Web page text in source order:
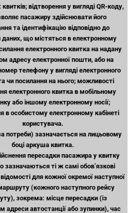
відтворення у вигляді QR-коду,
пасажиру здійснювати його
та ідентифікацію відповідно до
даних, що містяться в електронному
електронного квитка на надану
адресу електронної пошти, або на
телефону у вигляді електронного
чи посилання на нього; можливості
електронного квитка в мобільному
або іншому електронному носії;
в особистому електронному кабінеті
користувача.
потреби) зазначається на лицьовому
боці аркуша квитка.
пересадки пасажира у квитку
зазначаються ті ж самі обов’язкові
для кожної окремої наступної
(кожного наступного рейсу
зокрема: місце пересадки (із
адреси автостанції або зупинки), час